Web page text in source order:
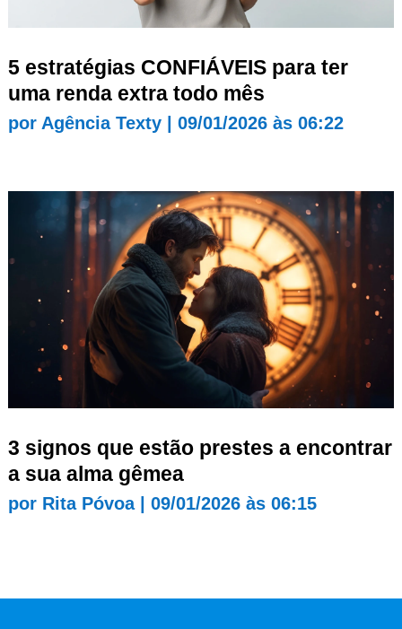
5 estratégias CONFIÁVEIS para ter
uma renda extra todo mês
por Agência Texty| 09/01/2026 às 06:22
3 signos que estão prestes a encontrar
a sua alma gêmea
por Rita Póvoa| 09/01/2026 às 06:15